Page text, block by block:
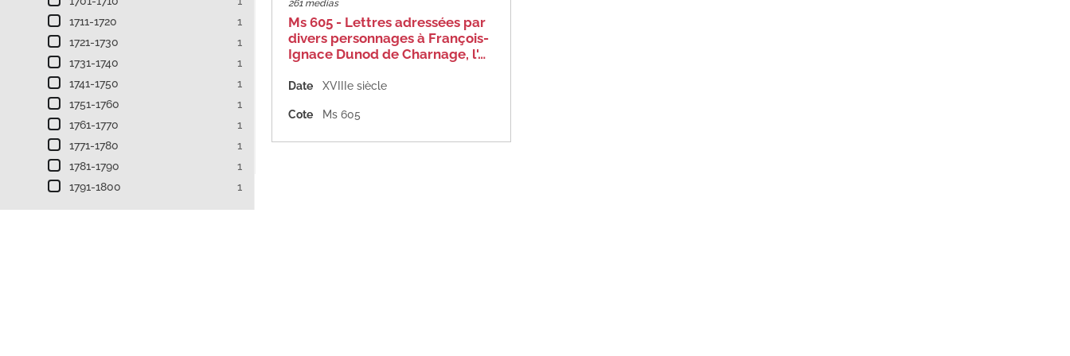
1711-1720
1
1721-1730
1
1731-1740
1
1741-1750
1
1751-1760
1
1761-1770
1
1771-1780
1
1781-1790
1
1791-1800
1
261 medias
Ms 605 - Lettres adressées par
divers personnages à François-
Ignace Dunod de Charnage, l'…
Date XVIIIe siècle
Cote Ms 605